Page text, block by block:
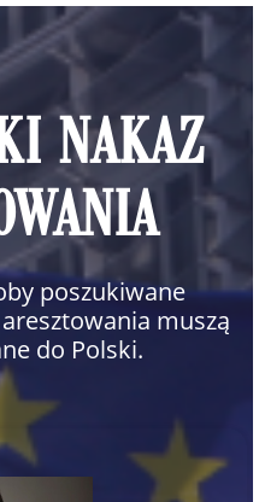
NAKAZ
poszukiwane
muszą
do Polski.